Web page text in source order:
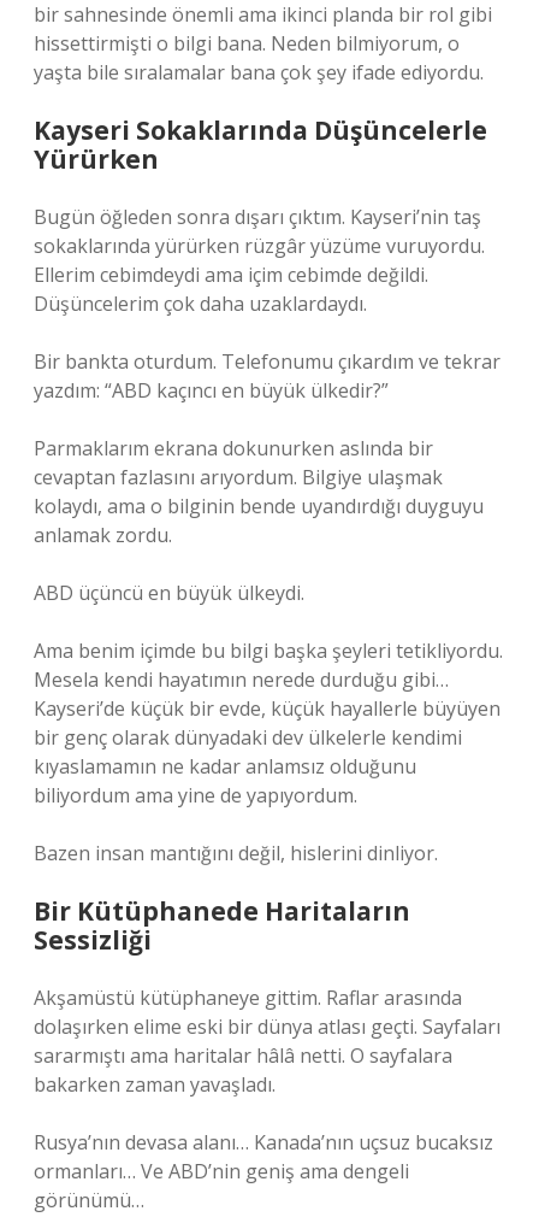
bir sahnesinde önemli ama ikinci planda bir rol gibi
hissettirmişti o bilgi bana. Neden bilmiyorum, o
yaşta bile sıralamalar bana çok şey ifade ediyordu.
Kayseri Sokaklarında Düşüncelerle
Yürürken
Bugün öğleden sonra dışarı çıktım. Kayseri’nin taş
sokaklarında yürürken rüzgâr yüzüme vuruyordu.
Ellerim cebimdeydi ama içim cebimde değildi.
Düşüncelerim çok daha uzaklardaydı.
Bir bankta oturdum. Telefonumu çıkardım ve tekrar
yazdım: “ABD kaçıncı en büyük ülkedir?”
Parmaklarım ekrana dokunurken aslında bir
cevaptan fazlasını arıyordum. Bilgiye ulaşmak
kolaydı, ama o bilginin bende uyandırdığı duyguyu
anlamak zordu.
ABD üçüncü en büyük ülkeydi.
Ama benim içimde bu bilgi başka şeyleri tetikliyordu.
Mesela kendi hayatımın nerede durduğu gibi…
Kayseri’de küçük bir evde, küçük hayallerle büyüyen
bir genç olarak dünyadaki dev ülkelerle kendimi
kıyaslamamın ne kadar anlamsız olduğunu
biliyordum ama yine de yapıyordum.
Bazen insan mantığını değil, hislerini dinliyor.
Bir Kütüphanede Haritaların
Sessizliği
Akşamüstü kütüphaneye gittim. Raflar arasında
dolaşırken elime eski bir dünya atlası geçti. Sayfaları
sararmıştı ama haritalar hâlâ netti. O sayfalara
bakarken zaman yavaşladı.
Rusya’nın devasa alanı… Kanada’nın uçsuz bucaksız
ormanları… Ve ABD’nin geniş ama dengeli
görünümü…